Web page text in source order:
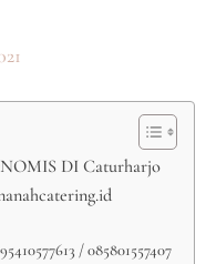
DI Caturharjo
/ 085801557407